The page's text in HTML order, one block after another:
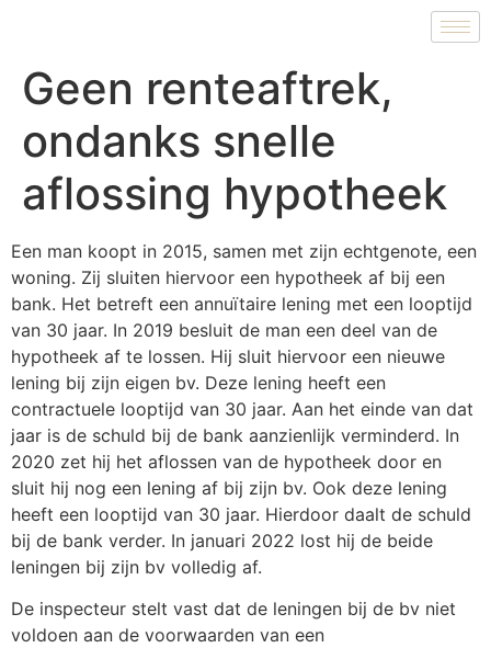
Geen renteaftrek,
ondanks snelle
aflossing hypotheek
Een man koopt in 2015, samen met zijn echtgenote, een
woning. Zij sluiten hiervoor een hypotheek af bij een
bank. Het betreft een annuïtaire lening met een looptijd
van 30 jaar. In 2019 besluit de man een deel van de
hypotheek af te lossen. Hij sluit hiervoor een nieuwe
lening bij zijn eigen bv. Deze lening heeft een
contractuele looptijd van 30 jaar. Aan het einde van dat
jaar is de schuld bij de bank aanzienlijk verminderd. In
2020 zet hij het aflossen van de hypotheek door en
sluit hij nog een lening af bij zijn bv. Ook deze lening
heeft een looptijd van 30 jaar. Hierdoor daalt de schuld
bij de bank verder. In januari 2022 lost hij de beide
leningen bij zijn bv volledig af.
De inspecteur stelt vast dat de leningen bij de bv niet
voldoen aan de voorwaarden van een